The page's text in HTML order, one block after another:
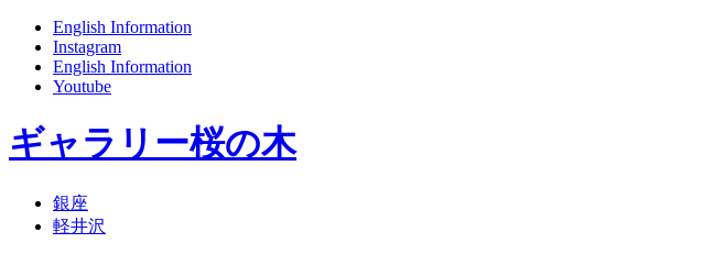
English Information
Instagram
English Information
Youtube
ギャラリー桜の木
銀座
軽井沢